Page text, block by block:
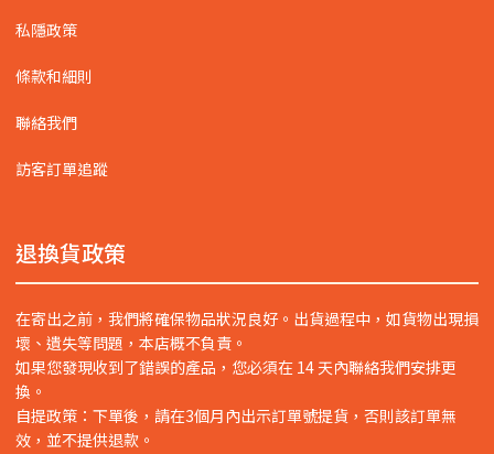
私隱政策
條款和細則
聯絡我們
訪客訂單追蹤
退換貨政策
在寄出之前，我們將確保物品狀況良好。出貨過程中，如貨物出現損
壞、遺失等問題，本店概不負責。
如果您發現收到了錯誤的產品，您必須在 14 天內聯絡我們安排更
換。
自提政策：下單後，請在3個月內出示訂單號提貨，否則該訂單無
效，並不提供退款。